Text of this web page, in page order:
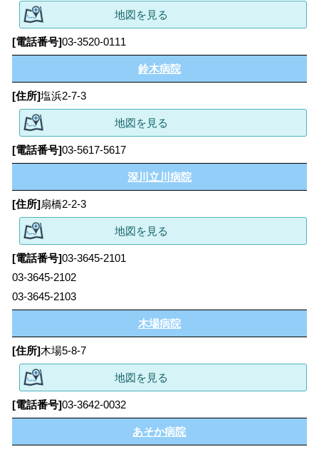
地図を見る
03-3520-0111
鈴木病院
塩浜2-7-3
地図を見る
03-5617-5617
深川立川病院
扇橋2-2-3
地図を見る
03-3645-2101
03-3645-2102
03-3645-2103
木場病院
木場5-8-7
地図を見る
03-3642-0032
あそか病院